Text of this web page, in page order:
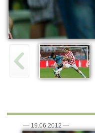
— 19.06.2012 —